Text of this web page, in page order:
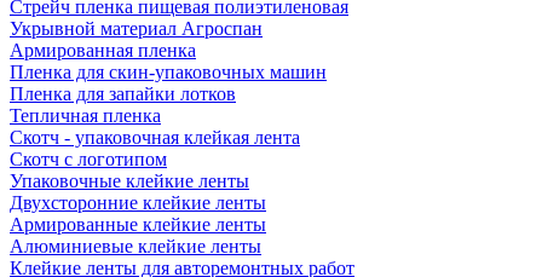
Стрейч пленка пищевая полиэтиленовая
Укрывной материал Агроспан
Армированная пленка
Пленка для скин-упаковочных машин
Пленка для запайки лотков
Тепличная пленка
Скотч - упаковочная клейкая лента
Скотч с логотипом
Упаковочные клейкие ленты
Двухсторонние клейкие ленты
Армированные клейкие ленты
Алюминиевые клейкие ленты
Клейкие ленты для авторемонтных работ